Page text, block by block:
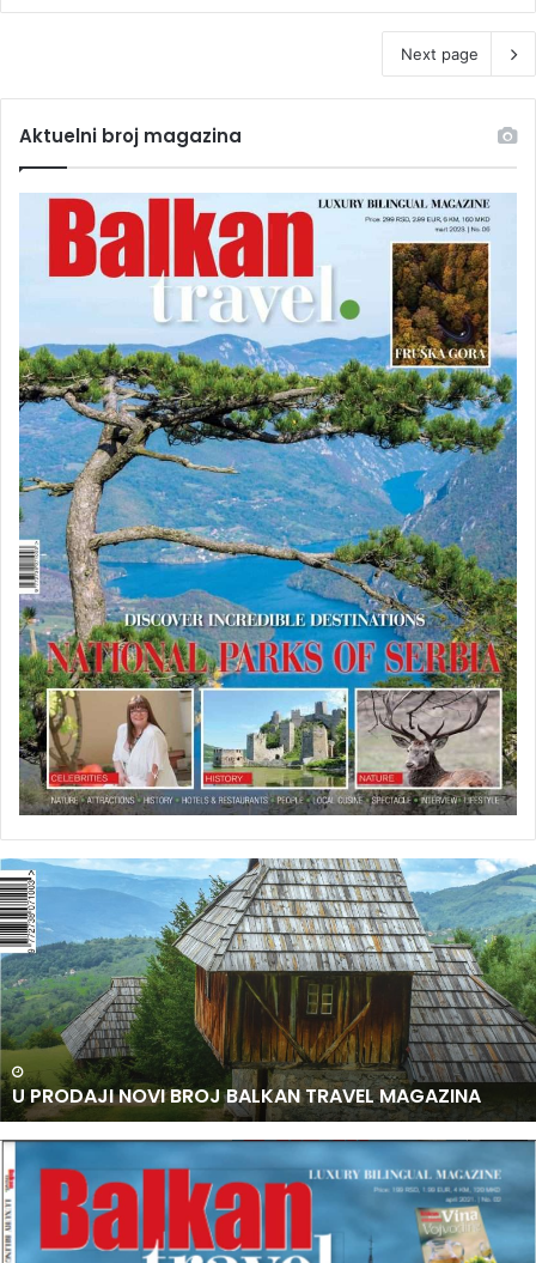
Next page
Aktuelni broj magazina
U
P
R
O
D
A
J
I
N
O
V
I
B
R
O
J
U PRODAJI NOVI BROJ BALKAN TRAVEL MAGAZINA